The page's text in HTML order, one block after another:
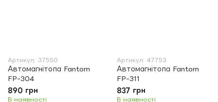
Артикул: 37550
Автомагнітола Fantom
FP-304
890 грн
В наявності
Артикул: 47753
Автомагнітола Fantom
FP-311
837 грн
В наявності